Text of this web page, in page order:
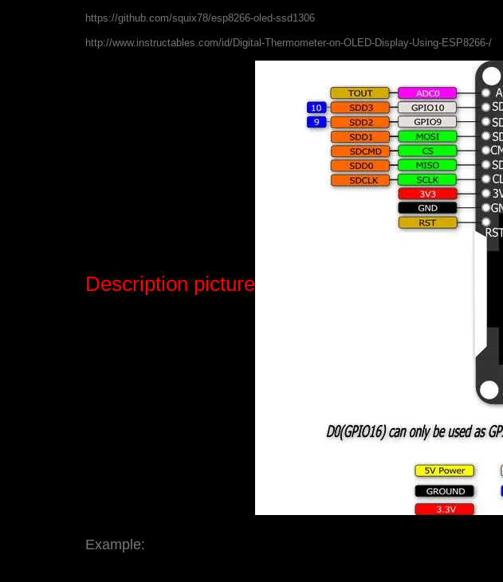
https://github.com/squix78/esp8266-oled-ssd1306
http://www.instructables.com/id/Digital-Thermometer-on-OLED-Display-Using-ESP8266-/
Description picture
Example: